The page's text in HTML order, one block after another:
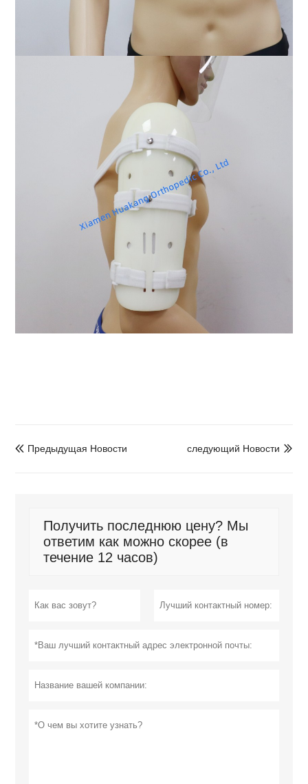
 Предыдущая Hовости 
следующий Hовости
Получить последнюю цену? Мы
ответим как можно скорее (в
течение 12 часов)